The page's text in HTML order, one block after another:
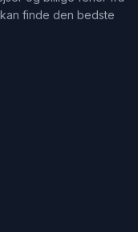
finde den bedste